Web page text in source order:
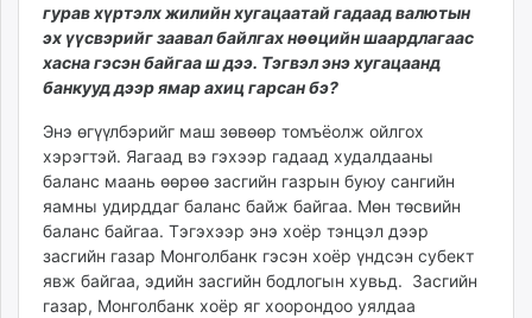
гурав хүртэлх жилийн хугацаатай гадаад валютын
эх үүсвэрийг заавал байлгах нөөцийн шаардлагаас
хасна гэсэн байгаа ш дээ. Тэгвэл энэ хугацаанд
банкууд дээр ямар ахиц гарсан бэ?
Энэ өгүүлбэрийг маш зөвөөр томъёолж ойлгох
хэрэгтэй. Яагаад вэ гэхээр гадаад худалдааны
баланс маань өөрөө засгийн газрын буюу сангийн
яамны удирддаг баланс байж байгаа. Мөн төсвийн
баланс байгаа. Тэгэхээр энэ хоёр тэнцэл дээр
засгийн газар Монголбанк гэсэн хоёр үндсэн субект
явж байгаа, эдийн засгийн бодлогын хувьд. Засгийн
газар, Монголбанк хоёр яг хоорондоо уялдаа